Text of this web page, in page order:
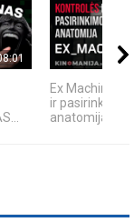
Ex Machina:
ir pasirinkimo
anatomija